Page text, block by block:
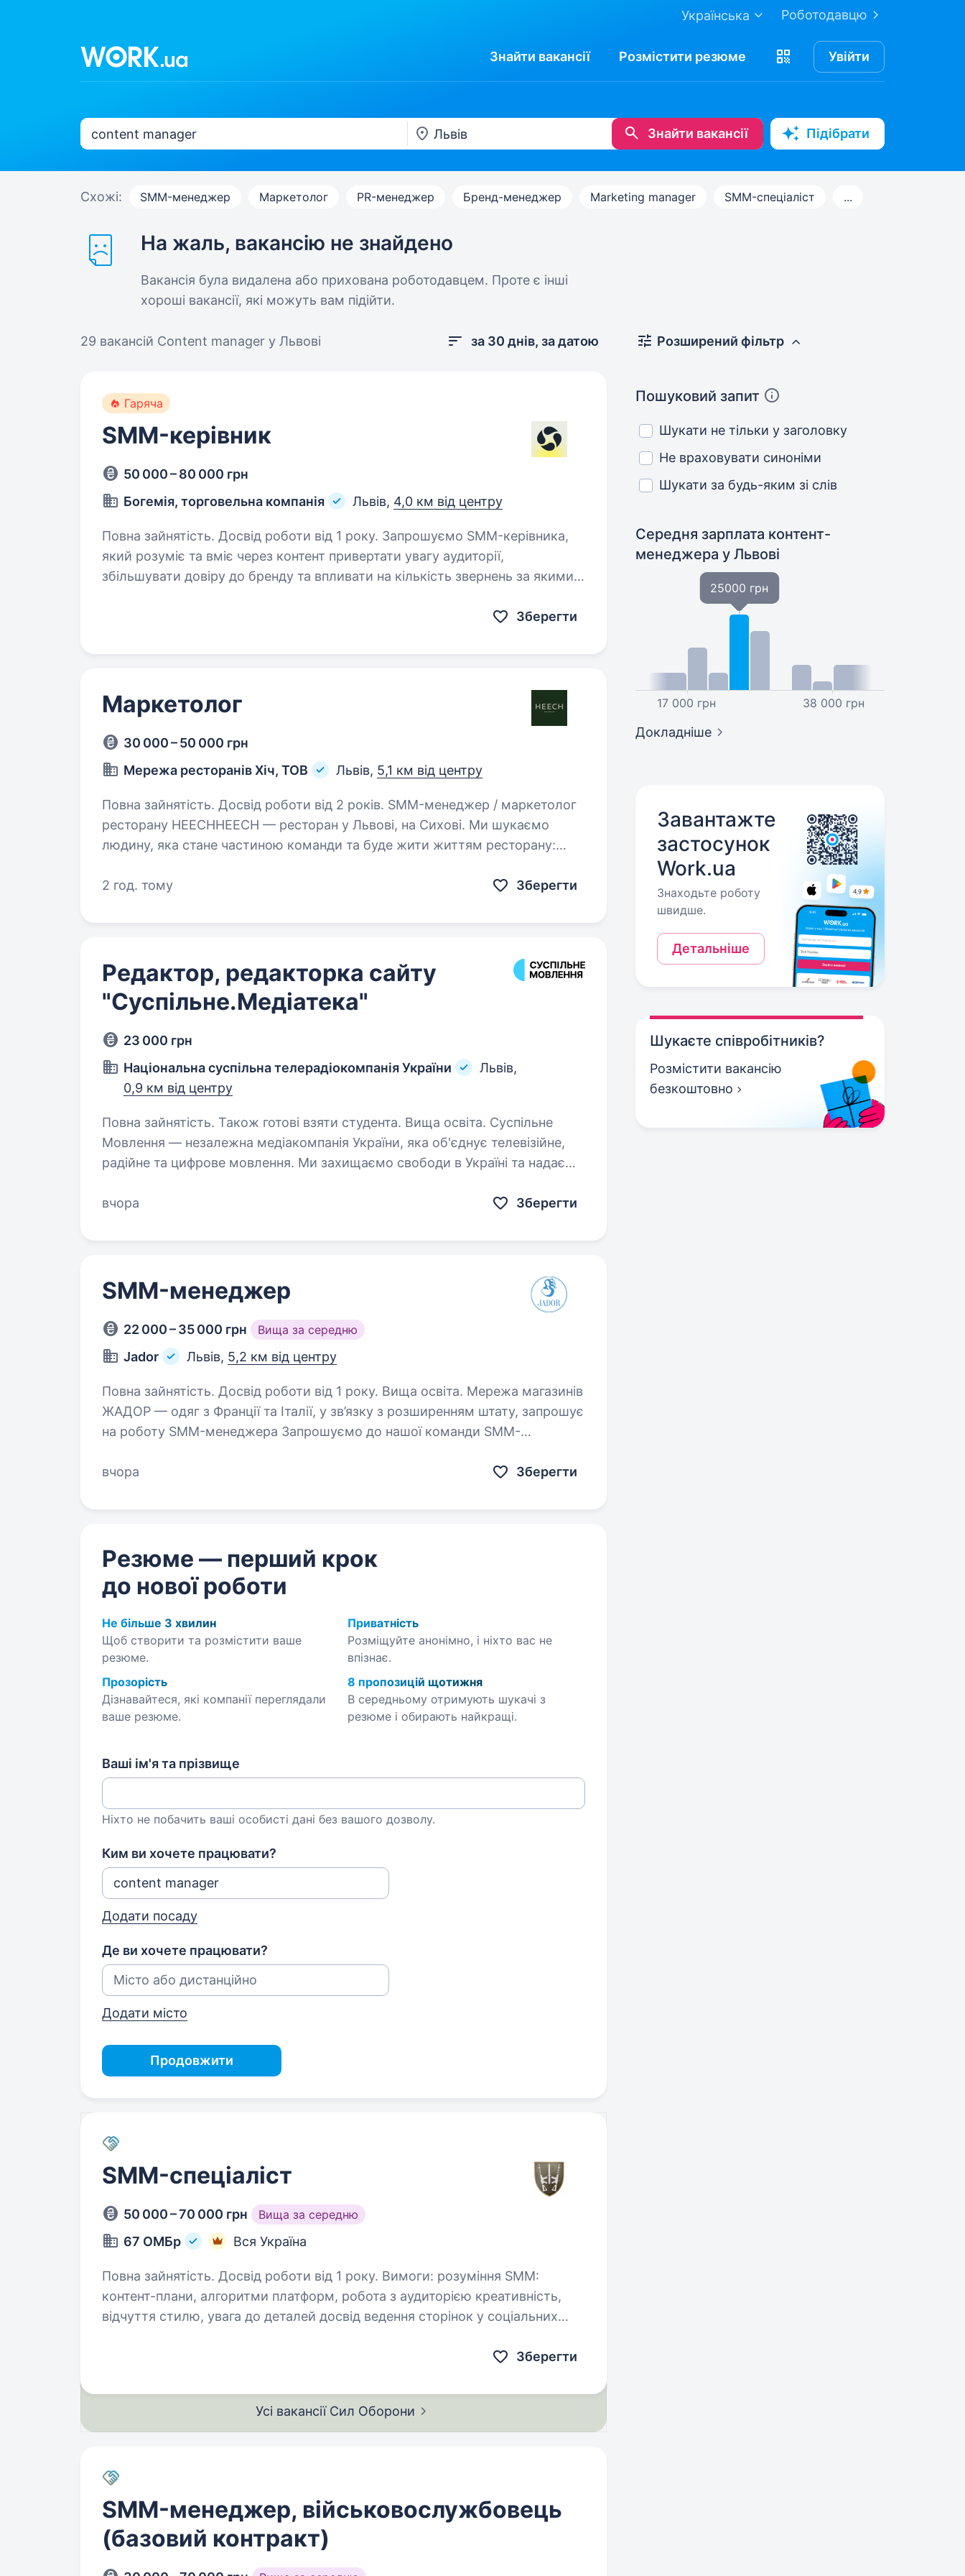
Роботодавцю
Українська
Знайти вакансії Розмістити резюме Увійти
Знайти вакансії Підібрати
Схожі: SMM-менеджер Маркетолог PR-менеджер Бренд-менеджер Marketing manager SMM-спеціаліст ...
На жаль, вакансію не знайдено
Вакансія була видалена або прихована роботодавцем. Проте є інші
хороші вакансії, які можуть вам підійти.
29 вакансій Content manager у Львові за 30 днів, за датою
Гаряча
SMM-керівник
50 000 – 80 000 грн
Богемія, торговельна компанія
Львів, 4,0 км від центру
Повна зайнятість. Досвід роботи від 1 року. Запрошуємо SMM-керівника,
який розуміє та вміє через контент привертати увагу аудиторії,
збільшувати довіру до бренду та впливати на кількість звернень за якими
Зберегти
Маркетолог
30 000 – 50 000 грн
Мережа ресторанів Хіч, ТОВ
Львів, 5,1 км від центру
Повна зайнятість. Досвід роботи від 2 років. SMM-менеджер / маркетолог
ресторану HEECHHEECH — ресторан у Львові, на Сихові. Ми шукаємо
людину, яка стане частиною команди та буде жити життям ресторану:
2 год. тому
Зберегти
Редактор, редакторка сайту
"Суспільне.Медіатека"
23 000 грн
Національна суспільна телерадіокомпанія України
Львів,
0,9 км від центру
Повна зайнятість. Також готові взяти студента. Вища освіта. Суспільне
Мовлення — незалежна медіакомпанія України, яка об'єднує телевізійне,
радійне та цифрове мовлення. Ми захищаємо свободи в Україні та надаємо
вчора
Зберегти
SMM-менеджер
22 000 – 35 000 грн Вища за середню
Jador Львів, 5,2 км від центру
Повна зайнятість. Досвід роботи від 1 року. Вища освіта. Мережа магазинів
ЖАДОР — одяг з Франції та Італії, у зв’язку з розширенням штату, запрошує
на роботу SMM-менеджера Запрошуємо до нашої команди SMM-
мережами,…
вчора Зберегти
Резюме — перший крок
до нової роботи
Не більше 3 хвилин
Щоб створити та розмістити ваше
резюме.
Приватність
Розміщуйте анонімно, і ніхто вас не
впізнає.
Прозорість
Дізнавайтеся, які компанії переглядали
ваше резюме.
8 пропозицій щотижня
В середньому отримують шукачі з
резюме і обирають найкращі.
Ваші ім'я та прізвище
Ніхто не побачить ваші особисті дані без вашого дозволу.
Ким ви хочете працювати?
Додати посаду
Де ви хочете працювати?
Додати місто
Продовжити
SMM-спеціаліст
50 000 – 70 000 грн Вища за середню
67 ОМБр Вся Україна
Повна зайнятість. Досвід роботи від 1 року. Вимоги: розуміння SMM:
контент-плани, алгоритми платформ, робота з аудиторією креативність,
відчуття стилю, увага до деталей досвід ведення сторінок у соціальних
Зберегти
Усі вакансії Сил Оборони
SMM-менеджер, військовослужбовець
(базовий контракт)
Розширений фільтр
Пошуковий запит
Шукати не тільки у заголовку
Не враховувати синоніми
Шукати за будь-яким зі слів
Середня зарплата контент-
менеджерау Львові
17 000 грн
25000 грн
38 000 грн
Докладніше
Завантажте
застосунок
Work.ua
Знаходьте роботу
швидше.
Детальніше
Шукаєте співробітників?
Розмістити вакансію
безкоштовно